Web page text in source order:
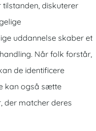
diskuterer
uddannelse skaber et
Når folk forstår,
de identificere
kan også sætte
der matcher deres